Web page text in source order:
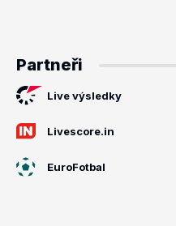
Partneři
Live výsledky
Livescore.in
EuroFotbal